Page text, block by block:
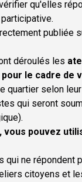
qu'elles
onglet) publiée
déroulés les
le cadre de
selon
qui seront
pouvez
qui ne
citoyens et